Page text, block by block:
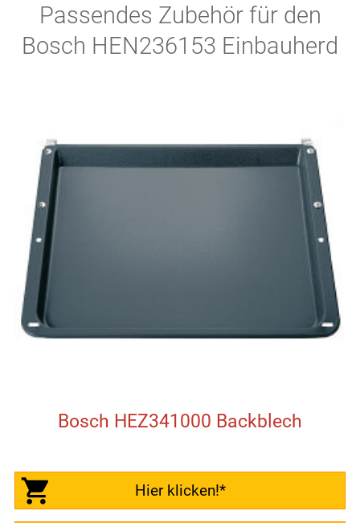
Passendes Zubehör für den
Bosch HEN236153 Einbauherd
Bosch HEZ341000 Backblech
Hier klicken!*